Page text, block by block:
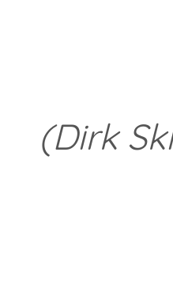
(Dirk